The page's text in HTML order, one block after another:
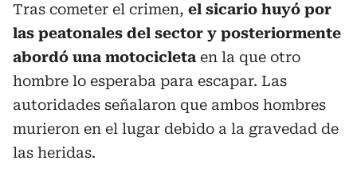
Tras cometer el crimen, el sicario huyó por
las peatonales del sector y posteriormente
abordó una motocicleta en la que otro
hombre lo esperaba para escapar. Las
autoridades señalaron que ambos hombres
murieron en el lugar debido a la gravedad de
las heridas.